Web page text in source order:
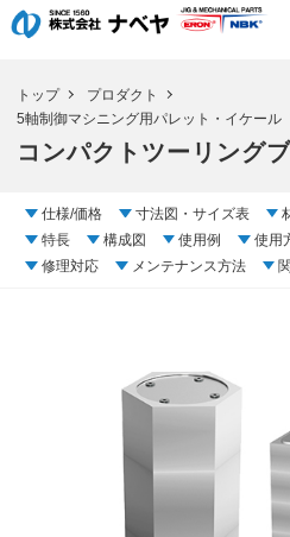
トップ
プロダクト
5軸制御マシニング用パレット・イケール
コンパクトツーリング
仕様/価格 寸法図・サイズ表
特長
構成図 使用例 使用
修理対応
メンテナンス方法